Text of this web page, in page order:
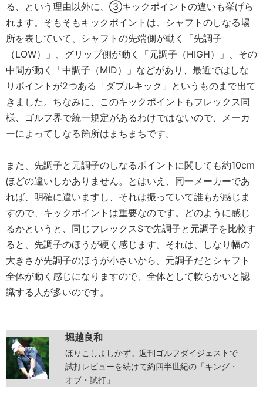
る、という理由以外に、③キックポイントの違いも挙げら
れます。そもそもキックポイントは、シャフトのしなる場
所を表していて、シャフトの先端側が動く「先調子
（LOW）」、グリップ側が動く「元調子（HIGH）」、その
中間が動く「中調子（MID）」などがあり、最近ではしな
りポイントが2つある「ダブルキック」というものまで出て
きました。ちなみに、このキックポイントもフレックス同
様、ゴルフ界で統一規定があるわけではないので、メーカ
ーによってしなる箇所はまちまちです。
また、先調子と元調子のしなるポイントに関しても約10cm
ほどの違いしかありません。とはいえ、同一メーカーであ
れば、明確に違いますし、それは振っていて誰もが感じま
すので、キックポイントは重要なのです。どのように感じ
るかというと、同じフレックスSで先調子と元調子を比較す
ると、先調子のほうが硬く感じます。それは、しなり幅の
大きさが先調子のほうが小さいから。元調子だとシャフト
全体が動く感じになりますので、全体として軟らかいと認
識する人が多いのです。
堀越良和
ほりこしよしかず。週刊ゴルフダイジェストで
試打レビューを続けて約四半世紀の「キング・
オブ・試打」